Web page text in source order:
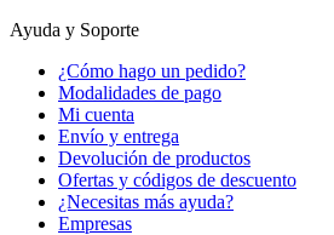
Ayuda y Soporte
¿Cómo hago un pedido?
Modalidades de pago
Mi cuenta
Envío y entrega
Devolución de productos
Ofertas y códigos de descuento
¿Necesitas más ayuda?
Empresas